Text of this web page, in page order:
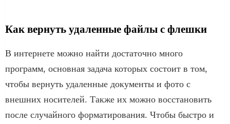
Как вернуть удаленные файлы с флешки
В интернете можно найти достаточно много
программ, основная задача которых состоит в том,
чтобы вернуть удаленные документы и фото с
внешних носителей. Также их можно восстановить
после случайного форматирования. Чтобы быстро и